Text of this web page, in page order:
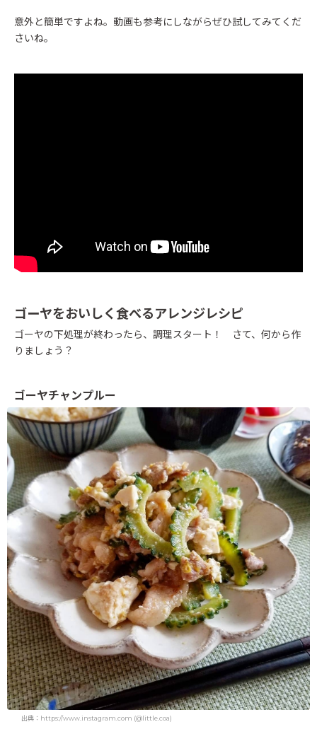
意外と簡単ですよね。動画も参考にしながらぜひ試してみてくだ
さいね。
ゴーヤをおいしく食べるアレンジレシピ
ゴーヤの下処理が終わったら、調理スタート！ さて、何から作
りましょう？
ゴーヤチャンプルー
出典：https://www.instagram.com (@little.coa)